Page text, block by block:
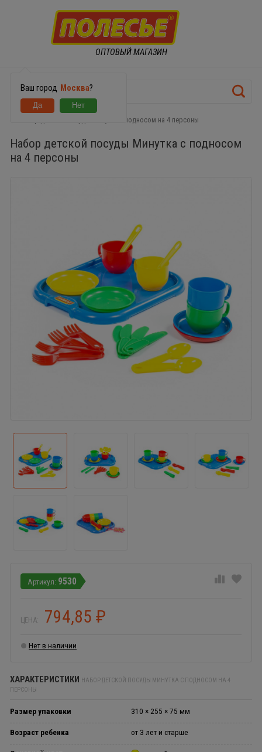
ОПТОВЫЙ МАГАЗИН
Ваш город Москва?
Набор детской посуды Минутка с подносом на 4 персоны
Набор детской посуды Минутка с подносом
на 4 персоны
9530
ЦЕНА: 794,85 ₽
Нет в наличии
ХАРАКТЕРИСТИКИ НАБОР ДЕТСКОЙ ПОСУДЫ МИНУТКА С ПОДНОСОМ НА 4
ПЕРСОНЫ
Размер упаковки 310 × 255 × 75 мм
Возраст ребенка от 3 лет и старше